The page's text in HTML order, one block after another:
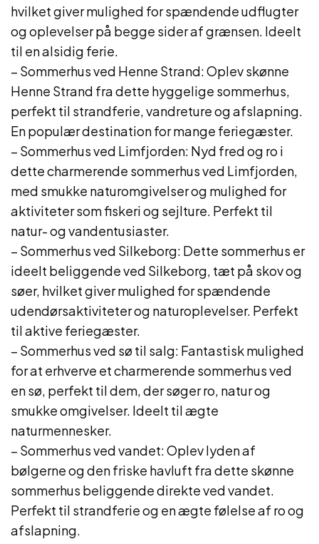
hvilket giver mulighed for spændende udflugter
og oplevelser på begge sider af grænsen. Ideelt
til en alsidig ferie.
– Sommerhus ved Henne Strand: Oplev skønne
Henne Strand fra dette hyggelige sommerhus,
perfekt til strandferie, vandreture og afslapning.
En populær destination for mange feriegæster.
– Sommerhus ved Limfjorden: Nyd fred og ro i
dette charmerende sommerhus ved Limfjorden,
med smukke naturomgivelser og mulighed for
aktiviteter som fiskeri og sejlture. Perfekt til
natur- og vandentusiaster.
– Sommerhus ved Silkeborg: Dette sommerhus er
ideelt beliggende ved Silkeborg, tæt på skov og
søer, hvilket giver mulighed for spændende
udendørsaktiviteter og naturoplevelser. Perfekt
til aktive feriegæster.
– Sommerhus ved sø til salg: Fantastisk mulighed
for at erhverve et charmerende sommerhus ved
en sø, perfekt til dem, der søger ro, natur og
smukke omgivelser. Ideelt til ægte
naturmennesker.
– Sommerhus ved vandet: Oplev lyden af
bølgerne og den friske havluft fra dette skønne
sommerhus beliggende direkte ved vandet.
Perfekt til strandferie og en ægte følelse af ro og
afslapning.